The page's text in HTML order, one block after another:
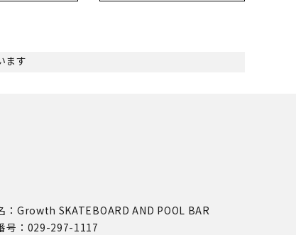
ます
：Growth SKATEBOARD AND POOL BAR
号：029-297-1117